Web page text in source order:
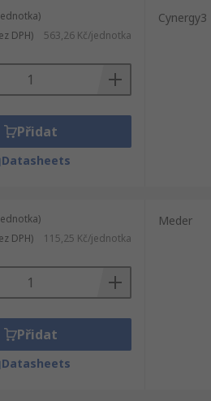
DPH) 563,26 Kč/jednotka
Přidat
Datasheets
Cynergy3
DPH) 115,25 Kč/jednotka
Přidat
Datasheets
Meder